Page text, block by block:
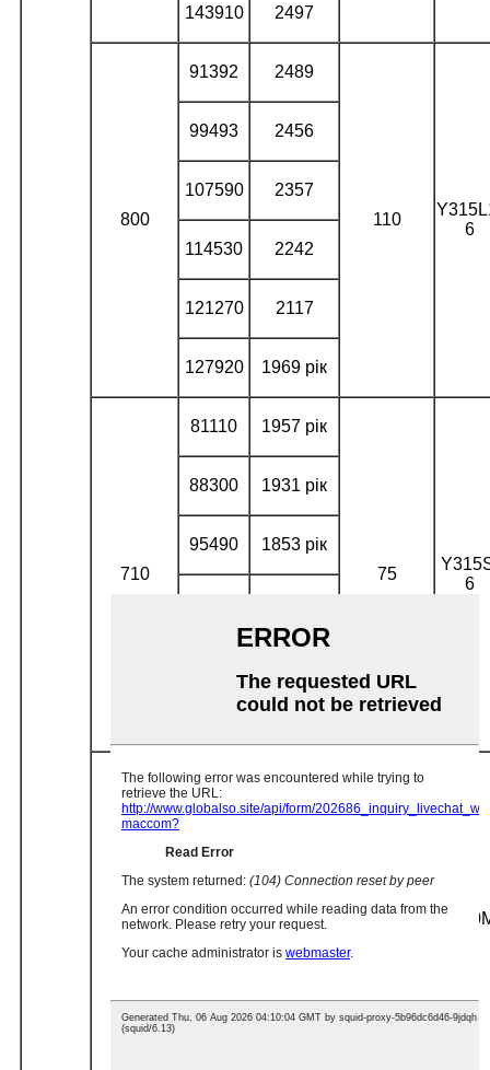
143910 2497
800
91392 2489
110
6
99493 2456
107590 2357
114530 2242
121270 2117
127920 1969 рік
710
81110 1957 рік
75
6
88300 1931 рік
95490 1853 рік
630
71971 1538
84730 1457
90193 1386
95503 1309